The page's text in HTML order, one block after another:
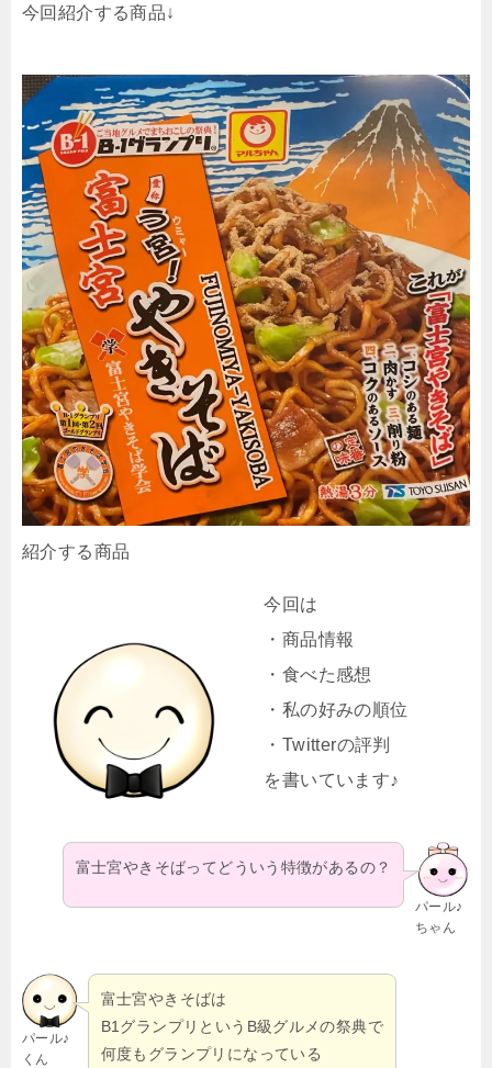
今回紹介する商品↓
紹介する商品
今回は
・商品情報
・食べた感想
・私の好みの順位
・Twitterの評判
を書いています♪
パール♪
ちゃん
富士宮やきそばってどういう特徴があるの？
パール♪
くん
富士宮やきそばは
B1グランプリというB級グルメの祭典で
何度もグランプリになっている